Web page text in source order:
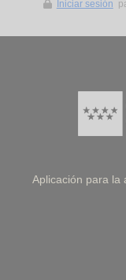
Iniciar sesión
Aplicación para la